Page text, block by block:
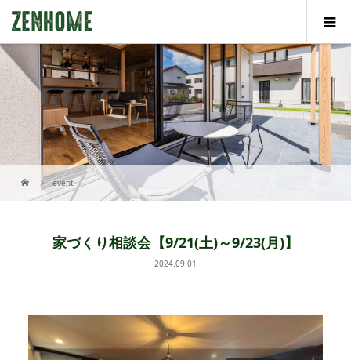
event
家づくり相談会【9/21(土)～9/23(月)】
2024.09.01